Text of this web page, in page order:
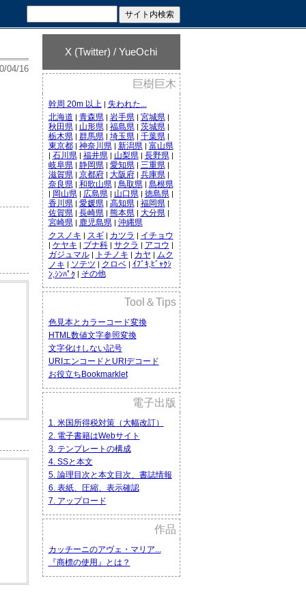
X (Twitter) / YueOchi
巨樹巨木
幹周 20m 以上 | 失われた...
北海道 | 青森県 | 岩手県 | 宮城県 |
秋田県 | 山形県 | 福島県 | 茨城県 |
栃木県 | 群馬県 | 埼玉県 | 千葉県 |
東京都| 神奈川県 | 新潟県 | 富山県
| 石川県 | 福井県 | 山梨県 | 長野県 |
岐阜県 | 静岡県 | 愛知県 | 三重県 |
滋賀県 | 京都府| 大阪府| 兵庫県 |
奈良県 | 和歌山県 | 鳥取県 | 島根県
| 岡山県 | 広島県 | 山口県 | 徳島県 |
香川県 | 愛媛県 | 高知県 | 福岡県 |
佐賀県 | 長崎県 | 熊本県 | 大分県 |
宮崎県 | 鹿児島県 | 沖縄県
クスノキ | スギ| カツラ | イチョウ
| ケヤキ | ブナ科| サクラ | アコウ |
ガジュマル| トチノキ | カヤ | ムク
ノキ | ソテツ | クロベ| ｲﾌﾞｷ,ﾋﾞｬｸｼ
ﾝ,ｼﾝﾊﾟｸ| その他
Tool＆Tips
色見本とカラーコード変換
HTML数値文字参照変換
文字化けしない記号
URIエンコードとURIデコード
お役立ちBookmarklet
電子出版
1. 米国所得税対策（大幅改訂）
2. 電子書籍はWebサイト
3. テンプレートの構成
4. SSと本文
5. 論理目次と本文目次、書誌情報
6. 表紙、圧縮、表示確認
7. アップロード
作品
カッチーニのアヴェ・マリア...
『商標の使用』とは？
04/16